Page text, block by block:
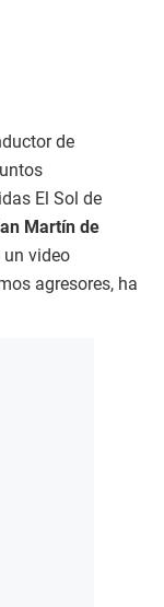
de
El Sol de
Martín de
un video
agresores, ha